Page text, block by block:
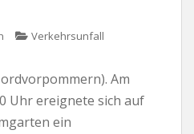
Verkehrsunfall
Am
Uhr ereignete sich auf
ein